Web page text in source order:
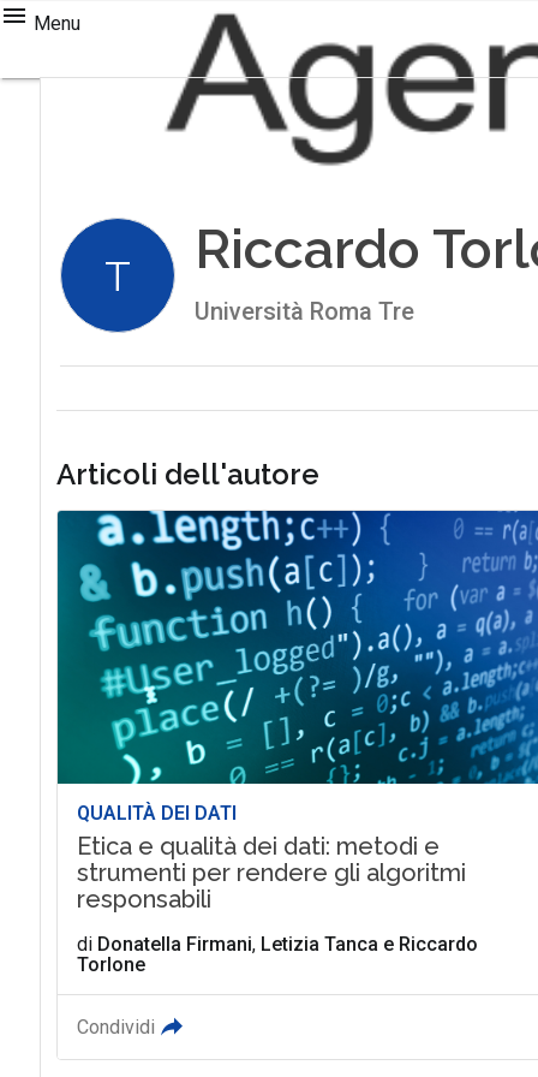
Menu
T Riccardo
Università Roma Tre
Articoli dell'autore
QUALITÀ DEI DATI
Etica e qualità dei dati: metodi e
strumenti per rendere gli algoritmi
responsabili
di Donatella Firmani, Letizia Tanca e Riccardo
Torlone
Condividi